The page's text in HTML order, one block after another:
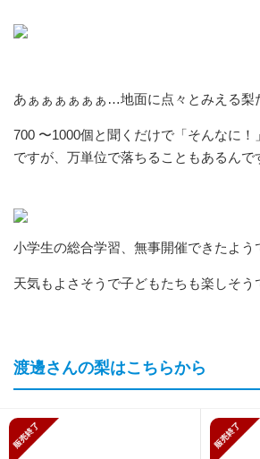
あぁぁぁぁぁぁ…地面に点々とみえる
700 〜1000個と聞くだけで「そんなに
ですが、万単位で落ちることもあるんで
小学生の総合学習、無事開催できたよう
天気もよさそうで子どもたちも楽しそう
渡邊さんの梨はこちらから